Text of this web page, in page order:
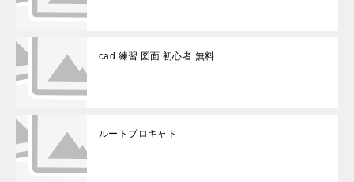
cad 練習 図面 初心者 無料
ルートプロキャド